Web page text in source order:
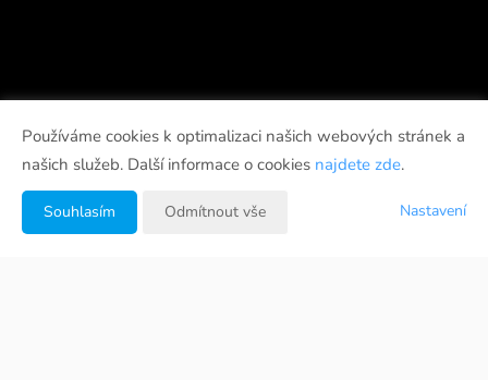
Používáme cookies k optimalizaci našich webových stránek a
našich služeb. Další informace o cookies najdete zde.
Souhlasím Odmítnout vše Nastavení